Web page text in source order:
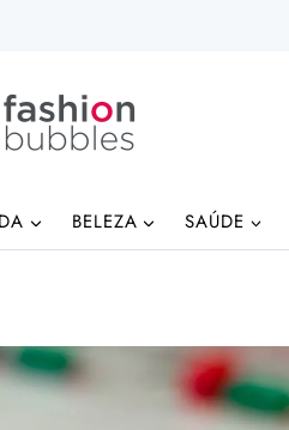
BELEZA SAÚDE